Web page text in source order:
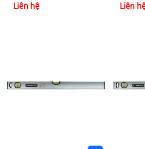
Liên hệ Liên